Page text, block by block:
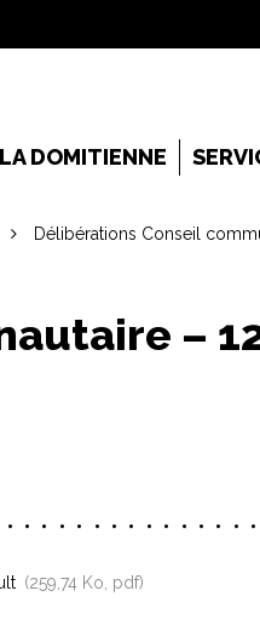
DOMITIENNE
Délibérations Conseil
–
259,74 Ko, pdf